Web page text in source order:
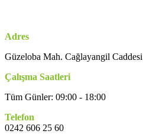
Adres
Güzeloba Mah. Cağlayangil
Çalışma Saatleri
Tüm Günler: 09:00 - 18:00
Telefon
0242 606 25 60